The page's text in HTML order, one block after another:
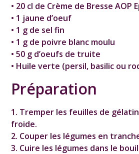
• 20 cl de Crème de Bresse AOP
• 1 jaune d’oeuf
• 1 g de sel fin
• 1 g de poivre blanc moulu
• 50 g d’oeufs de truite
• Huile verte (persil, basilic ou
Préparation
1. Tremper les feuilles de
froide.
2. Couper les légumes en
3. Cuire les légumes dans le